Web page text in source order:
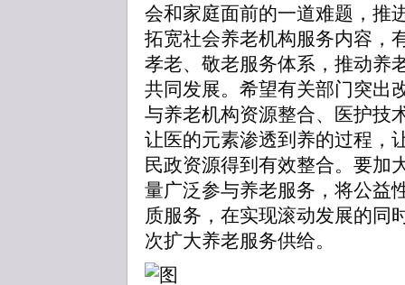
会和家庭面前的一道难题，推
拓宽社会养老机构服务内容，
孝老、敬老服务体系，推动养
共同发展。希望有关部门突出
与养老机构资源整合、医护技
让医的元素渗透到养的过程，
民政资源得到有效整合。要加
量广泛参与养老服务，将公益
质服务，在实现滚动发展的同
次扩大养老服务供给。